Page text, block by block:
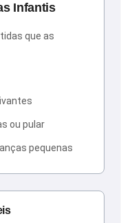
Infantis
que as
ou pular
pequenas